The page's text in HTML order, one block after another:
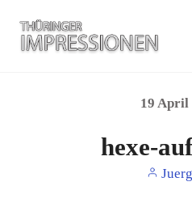
19 April
hexe-